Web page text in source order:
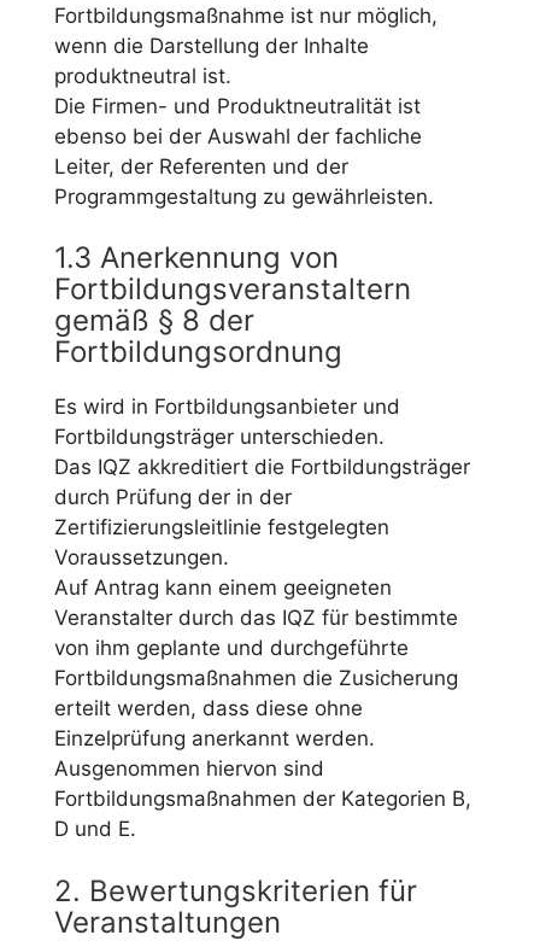
Fortbildungsmaßnahme ist nur möglich,
wenn die Darstellung der Inhalte
produktneutral ist.
Die Firmen- und Produktneutralität ist
ebenso bei der Auswahl der fachliche
Leiter, der Referenten und der
Programmgestaltung zu gewährleisten.
1.3 Anerkennung von
Fortbildungsveranstaltern
gemäß § 8 der
Fortbildungsordnung
Es wird in Fortbildungsanbieter und
Fortbildungsträger unterschieden.
Das IQZ akkreditiert die Fortbildungsträger
durch Prüfung der in der
Zertifizierungsleitlinie festgelegten
Voraussetzungen.
Auf Antrag kann einem geeigneten
Veranstalter durch das IQZ für bestimmte
von ihm geplante und durchgeführte
Fortbildungsmaßnahmen die Zusicherung
erteilt werden, dass diese ohne
Einzelprüfung anerkannt werden.
Ausgenommen hiervon sind
Fortbildungsmaßnahmen der Kategorien B,
D und E.
2. Bewertungskriterien für
Veranstaltungen